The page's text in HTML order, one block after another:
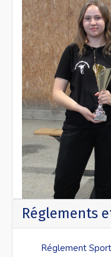
Réglements
Réglement